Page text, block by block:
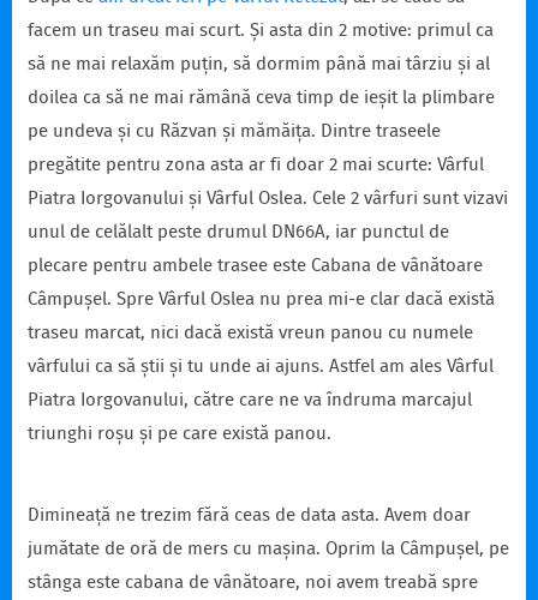
facem un traseu mai scurt. Și asta din 2 motive: primul ca
să ne mai relaxăm puțin, să dormim până mai târziu și al
doilea ca să ne mai rămână ceva timp de ieșit la plimbare
pe undeva și cu Răzvan și mămăița. Dintre traseele
pregătite pentru zona asta ar fi doar 2 mai scurte: Vârful
Piatra Iorgovanului și Vârful Oslea. Cele 2 vârfuri sunt vizavi
unul de celălalt peste drumul DN66A, iar punctul de
plecare pentru ambele trasee este Cabana de vânătoare
Câmpușel. Spre Vârful Oslea nu prea mi-e clar dacă există
traseu marcat, nici dacă există vreun panou cu numele
vârfului ca să știi și tu unde ai ajuns. Astfel am ales Vârful
Piatra Iorgovanului, către care ne va îndruma marcajul
triunghi roșu și pe care există panou.
Dimineață ne trezim fără ceas de data asta. Avem doar
jumătate de oră de mers cu mașina. Oprim la Câmpușel, pe
stânga este cabana de vânătoare, noi avem treabă spre